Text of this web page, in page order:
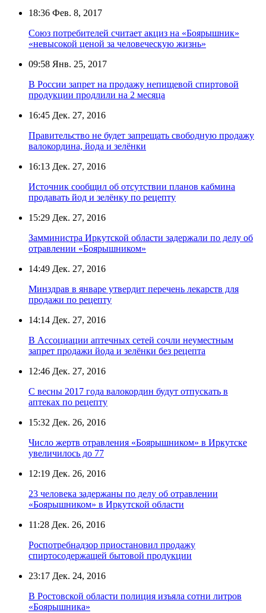
18:36 Фев. 8, 2017
Союз потребителей считает акциз на «Боярышник»
«невысокой ценой за человеческую жизнь»
09:58 Янв. 25, 2017
В России запрет на продажу непищевой спиртовой
продукции продлили на 2 месяца
16:45 Дек. 27, 2016
Правительство не будет запрещать свободную продажу
валокордина, йода и зелёнки
16:13 Дек. 27, 2016
Источник сообщил об отсутствии планов кабмина
продавать йод и зелёнку по рецепту
15:29 Дек. 27, 2016
Замминистра Иркутской области задержали по делу об
отравлении «Боярышником»
14:49 Дек. 27, 2016
Минздрав в январе утвердит перечень лекарств для
продажи по рецепту
14:14 Дек. 27, 2016
В Ассоциации аптечных сетей сочли неуместным
запрет продажи йода и зелёнки без рецепта
12:46 Дек. 27, 2016
С весны 2017 года валокордин будут отпускать в
аптеках по рецепту
15:32 Дек. 26, 2016
Число жертв отравления «Боярышником» в Иркутске
увеличилось до 77
12:19 Дек. 26, 2016
23 человека задержаны по делу об отравлении
«Боярышником» в Иркутской области
11:28 Дек. 26, 2016
Роспотребнадзор приостановил продажу
спиртосодержащей бытовой продукции
23:17 Дек. 24, 2016
В Ростовской области полиция изъяла сотни литров
«Боярышника»